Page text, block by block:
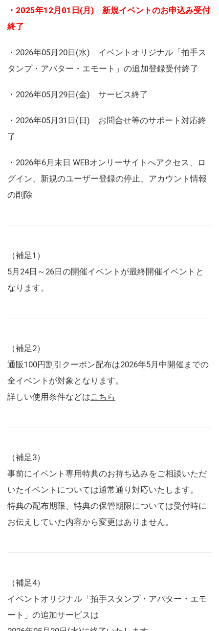
・2025年12月01日(月) 新規イベントのお申込み受付
終了
・2026年05月20日(水) イベントオリジナル「拍手ス
タンプ・アバター・エモート」の追加登録受付終了
・2026年05月29日(金) サービス終了
・2026年05月31日(日) お問合せ等のサポート対応終
了
・2026年6月末日 WEBオンリーサイトへアクセス、ロ
グイン、新規のユーザー登録の停止、アカウント情報
の削除
（補足1）
5月24日～26日の開催イベントが最終開催イベントと
なります。
（補足2）
通販100円割引クーポン配布は2026年5月中開催までの
全イベントが対象となります。
詳しい使用条件などはこちら
（補足3）
事前にイベント専用特典のお持ち込みをご相談いただ
いたイベントについては通常通り対応いたします。
特典の配布期限、特典の保管期限については受付時に
お伝えしていた内容から変更はありません。
（補足4）
イベントオリジナル「拍手スタンプ・アバター・エモ
ート」の追加サービスは